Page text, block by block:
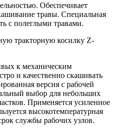
Обеспечивает
травы. Специальная
с полеглыми травами.
тракторную косилку Z-
к механическим
и качественно скашивать
версия с рабочей
выбор для небольших
Применяется усиленное
высокотемпературная
службы рабочих узлов.